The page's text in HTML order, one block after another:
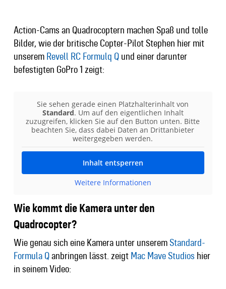
Action-Cams an Quadrocoptern machen Spaß und tolle
Bilder, wie der britische Copter-Pilot Stephen hier mit
unserem Revell RC Formulq Q und einer darunter
befestigten GoPro 1 zeigt:
Sie sehen gerade einen Platzhalterinhalt von
Standard. Um auf den eigentlichen Inhalt
zuzugreifen, klicken Sie auf den Button unten. Bitte
beachten Sie, dass dabei Daten an Drittanbieter
weitergegeben werden.
Inhalt entsperren
Weitere Informationen
Wie kommt die Kamera unter den
Quadrocopter?
Wie genau sich eine Kamera unter unseremStandard-
Formula Qanbringen lässt. zeigt Mac Mave Studios hier
in seinem Video: